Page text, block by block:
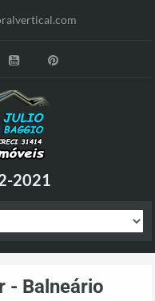
2021
- Balneário